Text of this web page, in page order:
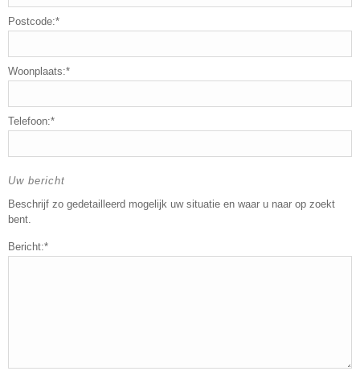
Postcode:*
Woonplaats:*
Telefoon:*
Uw bericht
Beschrijf zo gedetailleerd mogelijk uw situatie en waar u naar op zoekt
bent.
Bericht:*